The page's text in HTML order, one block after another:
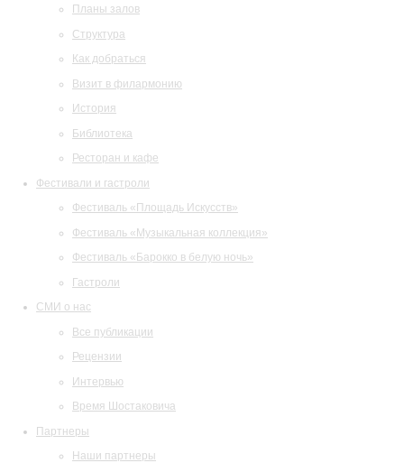
Планы залов
Структура
Как добраться
Визит в филармонию
История
Библиотека
Ресторан и кафе
Фестивали и гастроли
Фестиваль «Площадь Искусств»
Фестиваль «Музыкальная коллекция»
Фестиваль «Барокко в белую ночь»
Гастроли
СМИ о нас
Все публикации
Рецензии
Интервью
Время Шостаковича
Партнеры
Наши партнеры